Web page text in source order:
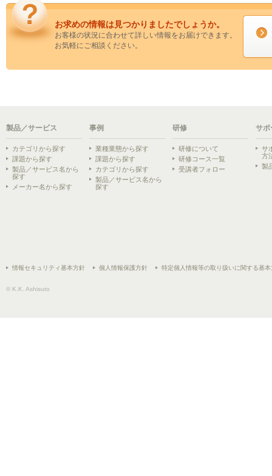
お求めの情報は見つかりましたでしょうか。
お客様の状況に合わせて詳しい情報をお届けできます。
お気軽にご相談ください。
製品／サービス
カテゴリから探す
課題から探す
製品／サービス名から
探す
メーカー名から探す
事例
業種業態から探す
課題から探す
カテゴリから探す
製品／サービス名から
探す
研修
研修について
研修コース一覧
受講者フォロー
サポ
サ
方
製
情報セキュリティ基本方針 個人情報保護方針 特定個人情報等の取り扱いに関する基本
© K.K. Ashisuto